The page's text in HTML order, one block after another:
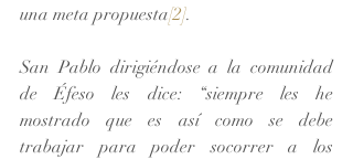
una meta propuesta[2].
San Pablo dirigiéndose a la comunidad
de Éfeso les dice: “siempre les he
mostrado que es así como se debe
trabajar para poder socorrer a los